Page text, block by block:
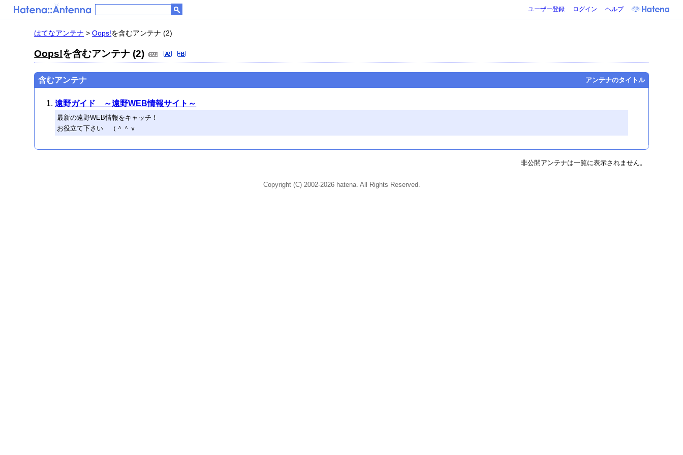
ユーザー登録 ログイン ヘルプ
はてなアンテナ >Oops!を含むアンテナ (2)
Oops!を含むアンテナ (2)
含むアンテナ アンテナのタイトル
遠野ガイド ～遠野WEB情報サイト～
最新の遠野WEB情報をキャッチ！
お役立て下さい （＾＾ｖ
非公開アンテナは一覧に表示されません。
Copyright (C) 2002-2026 hatena. All Rights Reserved.